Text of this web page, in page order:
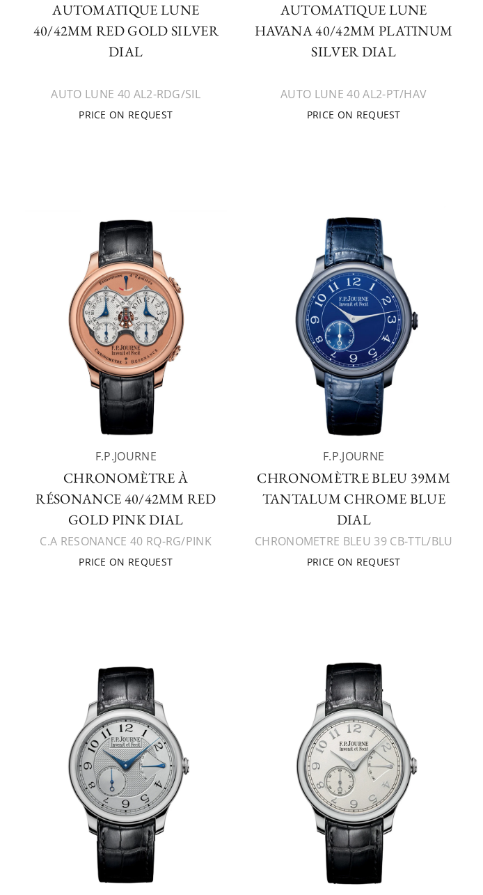
AUTOMATIQUE LUNE
40/42MM RED GOLD SILVER
DIAL
AUTO LUNE 40 AL2-RDG/SIL
PRICE ON REQUEST
AUTOMATIQUE LUNE
HAVANA 40/42MM PLATINUM
SILVER DIAL
AUTO LUNE 40 AL2-PT/HAV
PRICE ON REQUEST
F.P.JOURNE
CHRONOMÈTRE À
RÉSONANCE 40/42MM RED
GOLD PINK DIAL
C.A RESONANCE 40 RQ-RG/PINK
PRICE ON REQUEST
F.P.JOURNE
CHRONOMÈTRE BLEU 39MM
TANTALUM CHROME BLUE
DIAL
CHRONOMETRE BLEU 39 CB-TTL/BLU
PRICE ON REQUEST